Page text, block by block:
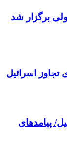
برگزار شد
اسرائیل
پیامدهای